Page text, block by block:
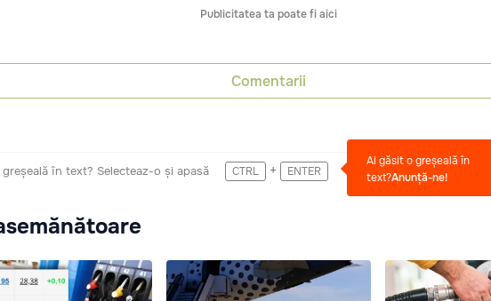
Publicitatea ta poate fi aici
Comentarii
în text? Selecteaz-o și apasă CTRL + ENTER
Ai găsit o greșeală în
text?Anunță-ne!